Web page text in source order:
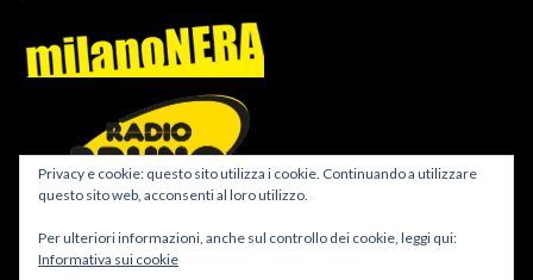
Privacy e cookie: questo sito utilizza i cookie. Continuando a utilizzare
questo sito web, acconsenti al loro utilizzo.
Per ulteriori informazioni, anche sul controllo dei cookie, leggi qui:
Informativa sui cookie